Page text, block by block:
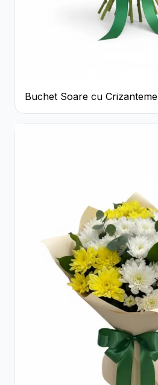
Buchet Soare cu Crizanteme
Galbene și Trandafiri Albi